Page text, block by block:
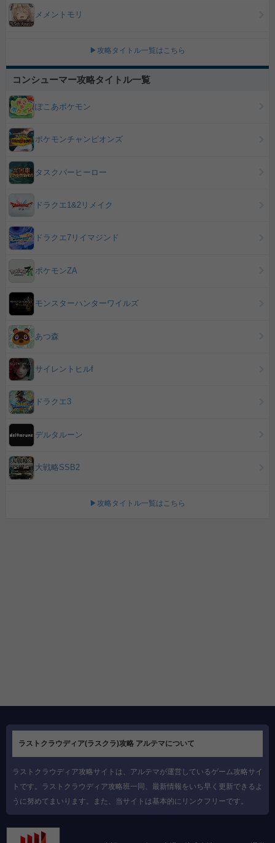
メメントモリ
▶攻略タイトル一覧はこちら
コンシューマー攻略タイトル一覧
ぽこあポケモン
ポケモンチャンピオンズ
タスクバーヒーロー
ドラクエ1&2リメイク
ドラクエ7リイマジンド
ポケモンZA
モンスターハンターワイルズ
あつ森
サイレントヒルf
ドラクエ3
デルタルーン
大戦略SSB2
▶攻略タイトル一覧はこちら
ラストクラウディア(ラスクラ)攻略 アルテマについて
ラストクラウディア攻略サイトは、アルテマが運営しているゲーム攻略サイ
トです。ラストクラウディア攻略班一同、最新情報をいち早く更新できるよ
うに努めてまいります。また、当サイトは基本的にリンクフリーです。